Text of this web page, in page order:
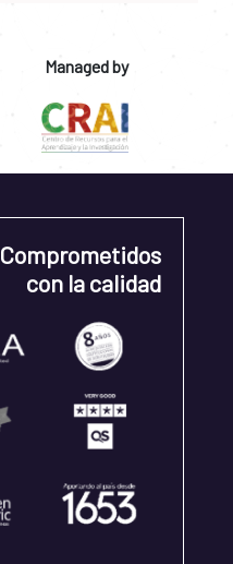
Managed by
Comprometidos
con la calidad